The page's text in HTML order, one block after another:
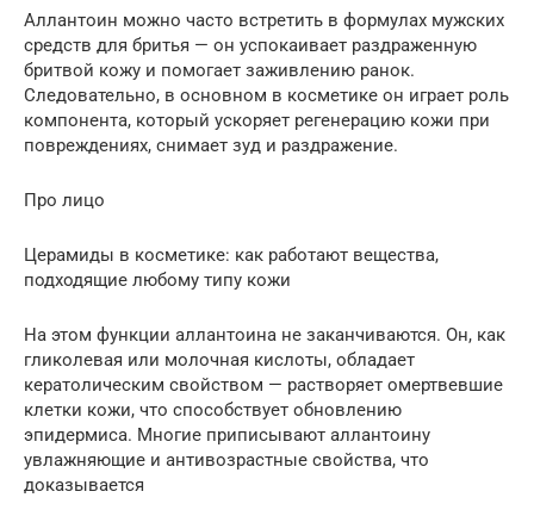
Аллантоин можно часто встретить в формулах мужских
средств для бритья — он успокаивает раздраженную
бритвой кожу и помогает заживлению ранок.
Следовательно, в основном в косметике он играет роль
компонента, который ускоряет регенерацию кожи при
повреждениях, снимает зуд и раздражение.
Про лицо
Церамиды в косметике: как работают вещества,
подходящие любому типу кожи
На этом функции аллантоина не заканчиваются. Он, как
гликолевая или молочная кислоты, обладает
кератолическим свойством — растворяет омертвевшие
клетки кожи, что способствует обновлению
эпидермиса. Многие приписывают аллантоину
увлажняющие и антивозрастные свойства, что
доказывается